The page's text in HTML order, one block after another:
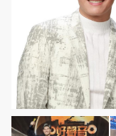
關於我們
聯絡我們
隱私政策聲明
Copyright © 東